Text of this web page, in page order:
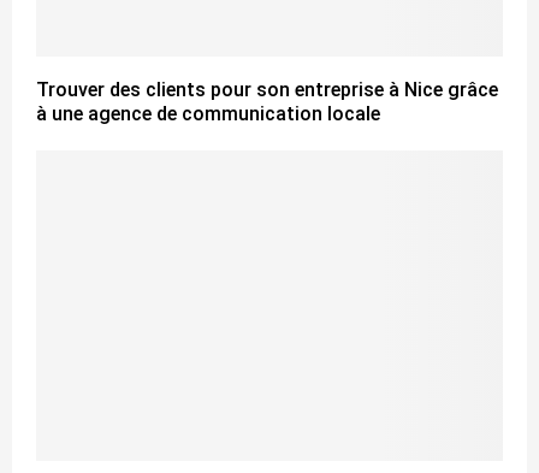
Trouver des clients pour son entreprise à Nice grâce
à une agence de communication locale